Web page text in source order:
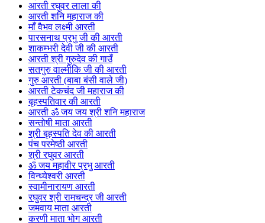
आरती रघुवर लाला की
आरती शनि महाराज की
माँ वैभव लक्ष्मी आरती
पारसनाथ प्रभु जी की आरती
शाकम्भरी देवी जी की आरती
आरती श्री गुरुदेव की गाउँ
सतगुरु वाल्मीकि जी की आरती
गुरु आरती (बाबा बंसी वाले जी)
आरती टेकचंद जी महाराज की
बृहस्पतिवार की आरती
आरती ॐ जय जय श्री शनि महाराज
सन्तोषी माता आरती
श्री बृहस्पति देव की आरती
पंच परमेष्ठी आरती
श्री रघुवर आरती
ॐ जय महावीर प्रभु आरती
विन्ध्येश्वरी आरती
स्वामीनारायण आरती
रघुवर श्री रामचन्द्र जी आरती
जमवाय माता आरती
करणी माता भोग आरती